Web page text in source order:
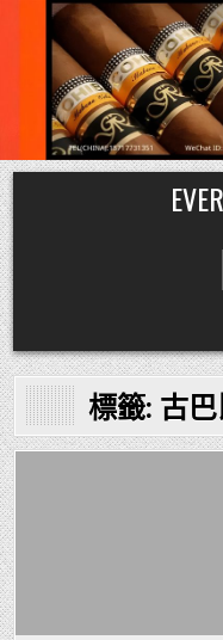
Skip
to
content
標籤: 古